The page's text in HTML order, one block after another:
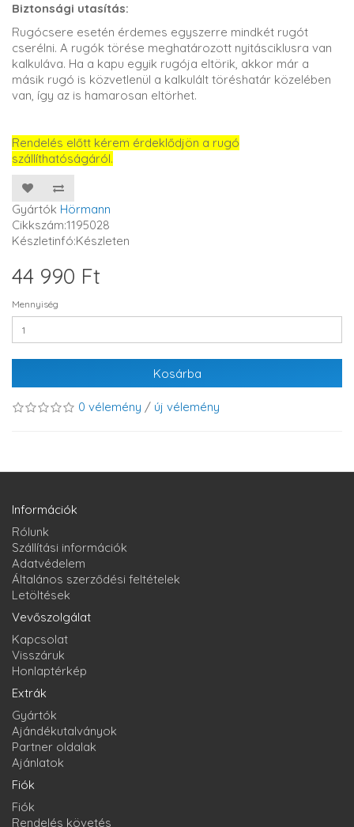
Biztonsági utasítás:
Rugócsere esetén érdemes egyszerre mindkét rugót
cserélni. A rugók törése meghatározott nyitásciklusra van
kalkuláva. Ha a kapu egyik rugója eltörik, akkor már a
másik rugó is közvetlenül a kalkulált töréshatár közelében
van, így az is hamarosan eltörhet.
Rendelés előtt kérem érdeklődjön a rugó
szállíthatóságáról.
Gyártók Hörmann
Cikkszám:1195028
Készletinfó:Készleten
44 990 Ft
Mennyiség
Kosárba
0 vélemény / új vélemény
Információk
Rólunk
Szállítási információk
Adatvédelem
Általános szerződési feltételek
Letöltések
Vevőszolgálat
Kapcsolat
Visszáruk
Honlaptérkép
Extrák
Gyártók
Ajándékutalványok
Partner oldalak
Ajánlatok
Fiók
Fiók
Rendelés követés